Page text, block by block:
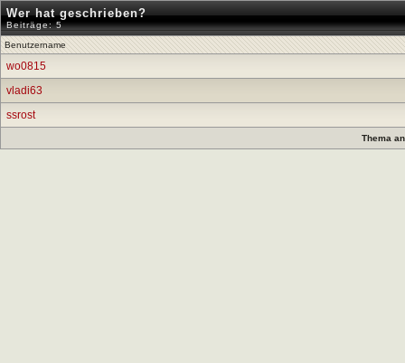
Wer hat geschrieben?
Beiträge: 5
Benutzername
wo0815
vladi63
ssrost
Thema